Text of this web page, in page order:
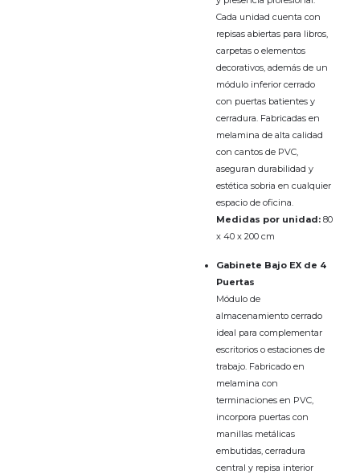
Cada unidad cuenta con
repisas abiertas para libros,
carpetas o elementos
decorativos, además de un
módulo inferior cerrado
con puertas batientes y
cerradura. Fabricadas en
melamina de alta calidad
con cantos de PVC,
aseguran durabilidad y
estética sobria en cualquier
espacio de oficina.
Medidas por unidad: 80
x 40 x 200 cm
Gabinete Bajo EX de 4
Puertas
Módulo de
almacenamiento cerrado
ideal para complementar
escritorios o estaciones de
trabajo. Fabricado en
melamina con
terminaciones en PVC,
incorpora puertas con
manillas metálicas
embutidas, cerradura
central y repisa interior